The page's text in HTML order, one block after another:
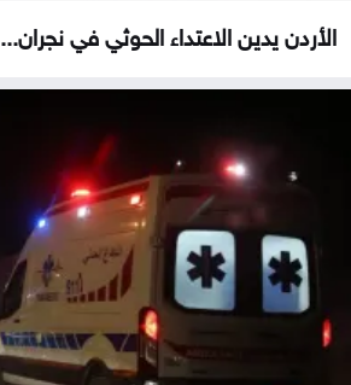
الأردن يدين الاعتداء الحوثي في نجران...